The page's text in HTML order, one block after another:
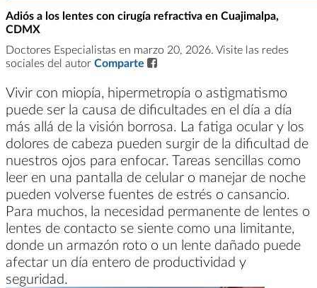
Adiós a los lentes con cirugía refractiva en Cuajimalpa,
CDMX
Doctores Especialistas en marzo 20, 2026. Visite las redes
sociales del autor Comparte
Vivir con miopía, hipermetropía o astigmatismo
puede ser la causa de dificultades en el día a día
más allá de la visión borrosa. La fatiga ocular y los
dolores de cabeza pueden surgir de la dificultad de
nuestros ojos para enfocar. Tareas sencillas como
leer en una pantalla de celular o manejar de noche
pueden volverse fuentes de estrés o cansancio.
Para muchos, la necesidad permanente de lentes o
lentes de contacto se siente como una limitante,
donde un armazón roto o un lente dañado puede
afectar un día entero de productividad y
seguridad.